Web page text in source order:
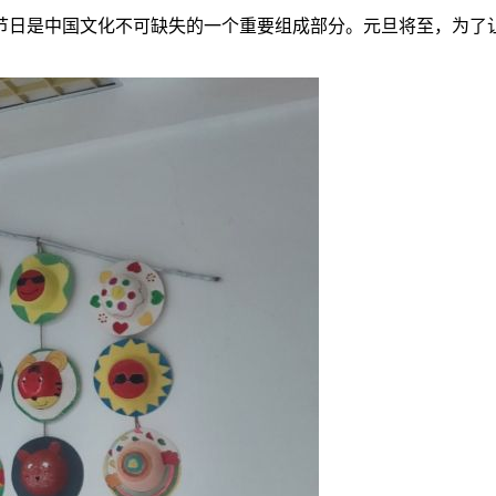
是中国文化不可缺失的一个重要组成部分。元旦将至，为了